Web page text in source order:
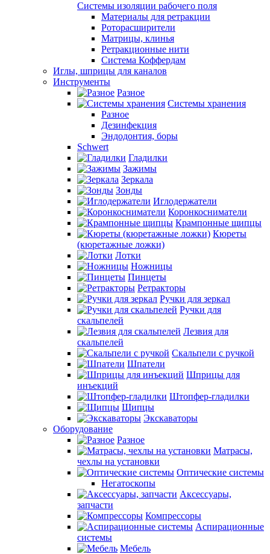
Системы изоляции рабочего поля
Материалы для ретракции
Роторасширители
Матрицы, клинья
Ретракционные нити
Система Коффердам
Иглы, шприцы для каналов
Инструменты
Разное
Системы хранения
Разное
Дезинфекция
Эндодонтия, боры
Schwert
Гладилки
Зажимы
Зеркала
Зонды
Иглодержатели
Коронкосниматели
Крампонные щипцы
Кюреты
(кюретажные ложки)
Лотки
Ножницы
Пинцеты
Ретракторы
Ручки для зеркал
Ручки для
скальпелей
Лезвия для
скальпелей
Скальпели с ручкой
Шпатели
Шприцы для
инъекций
Штопфер-гладилки
Щипцы
Экскаваторы
Оборудование
Разное
Матрасы,
чехлы на установки
Оптические системы
Негатоскопы
Аксессуары,
запчасти
Компрессоры
Аспирационные
системы
Мебель